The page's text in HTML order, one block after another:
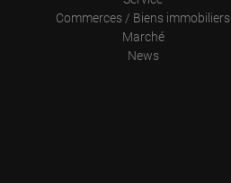
Commerces / Biens immobiliers
Marché
News